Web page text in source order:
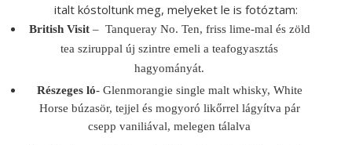
italt kóstoltunk meg, melyeket le is fotóztam:
British Visit – Tanqueray No. Ten, friss lime-mal és zöld
tea sziruppal új szintre emeli a teafogyasztás
hagyományát.
Részeges ló- Glenmorangie single malt whisky, White
Horse búzasör, tejjel és mogyoró likőrrel lágyítva pár
csepp vaniliával, melegen tálalva